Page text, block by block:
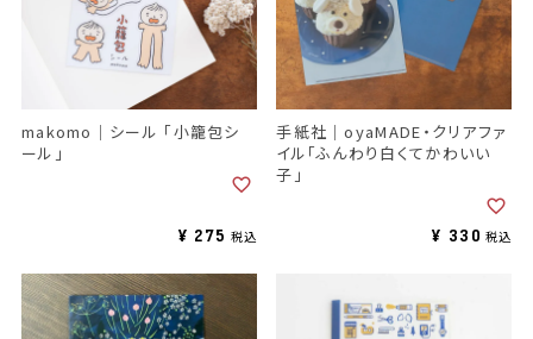
makomo｜シール 「小籠包シ
ール」
¥ 275 税込
手紙社｜oyaMADE・クリアファ
イル「ふんわり白くてかわいい
子」
¥ 330 税込